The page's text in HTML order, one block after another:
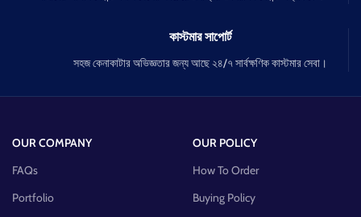
কাস্টমার সাপোর্ট
সহজ কেনাকাটার অভিজ্ঞতার জন্য আছে ২৪/৭ সার্বক্ষণিক কাস্টমার সেবা।
OUR COMPANY
FAQs
Portfolio
OUR POLICY
How To Order
Buying Policy